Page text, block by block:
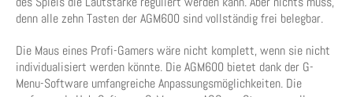
denn alle zehn Tasten der AGM600 sind vollständig frei belegbar.
Die Maus eines Profi-Gamers wäre nicht komplett, wenn sie nicht
individualisiert werden könnte. Die AGM600 bietet dank der G-
Menu-Software umfangreiche Anpassungsmöglichkeiten. Die